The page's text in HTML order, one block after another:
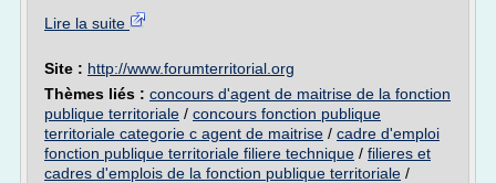
Lire la suite
Site : http://www.forumterritorial.org
Thèmes liés : concours d'agent de maitrise de la fonction
publique territoriale / concours fonction publique
territoriale categorie c agent de maitrise / cadre d'emploi
fonction publique territoriale filiere technique / filieres et
cadres d'emplois de la fonction publique territoriale /